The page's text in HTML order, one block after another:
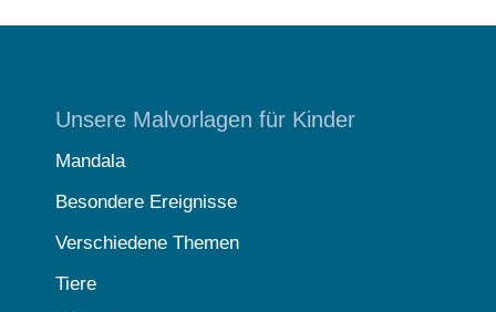
Unsere Malvorlagen für Kinder
Mandala
Besondere Ereignisse
Verschiedene Themen
Tiere